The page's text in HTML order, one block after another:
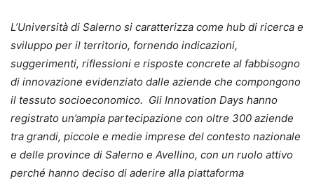
L’Università di Salerno si caratterizza come hub di ricerca e
sviluppo per il territorio, fornendo indicazioni,
suggerimenti, riflessioni e risposte concrete al fabbisogno
di innovazione evidenziato dalle aziende che compongono
il tessuto socioeconomico. Gli Innovation Days hanno
registrato un’ampia partecipazione con oltre 300 aziende
tra grandi, piccole e medie imprese del contesto nazionale
e delle province di Salerno e Avellino, con un ruolo attivo
perché hanno deciso di aderire alla piattaforma